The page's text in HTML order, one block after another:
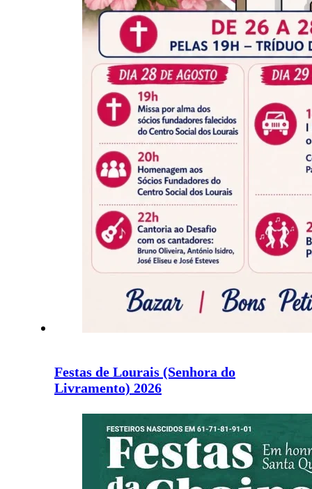
Festas de Lourais (Senhora do
Livramento) 2026